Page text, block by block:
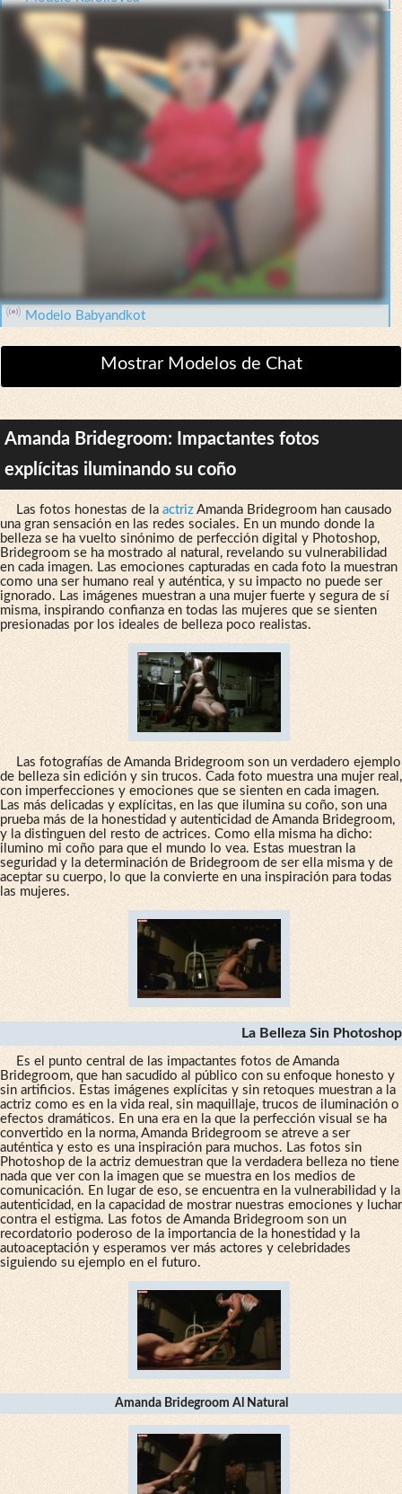
Modelo Babyandkot
Mostrar Modelos de Chat
Amanda Bridegroom: Impactantes fotos
explícitas iluminando su coño
Las fotos honestas de la actrizAmanda Bridegroom han causado
una gran sensación en las redes sociales. En un mundo donde la
belleza se ha vuelto sinónimo de perfección digital y Photoshop,
Bridegroom se ha mostrado al natural, revelando su vulnerabilidad
en cada imagen. Las emociones capturadas en cada foto la muestran
como una ser humano real y auténtica, y su impacto no puede ser
ignorado. Las imágenes muestran a una mujer fuerte y segura de sí
misma, inspirando confianza en todas las mujeres que se sienten
presionadas por los ideales de belleza poco realistas.
Las fotografías de Amanda Bridegroom son un verdadero ejemplo
de belleza sin edición y sin trucos. Cada foto muestra una mujer real,
con imperfecciones y emociones que se sienten en cada imagen.
Las más delicadas y explícitas, en las que ilumina su coño, son una
prueba más de la honestidad y autenticidad de Amanda Bridegroom,
y la distinguen del resto de actrices. Como ella misma ha dicho:
ilumino mi coño para que el mundo lo vea. Estas muestran la
seguridad y la determinación de Bridegroom de ser ella misma y de
aceptar su cuerpo, lo que la convierte en una inspiración para todas
las mujeres.
La Belleza Sin Photoshop
Es el punto central de las impactantes fotos de Amanda
Bridegroom, que han sacudido al público con su enfoque honesto y
sin artificios. Estas imágenes explícitas y sin retoques muestran a la
actriz como es en la vida real, sin maquillaje, trucos de iluminación o
efectos dramáticos. En una era en la que la perfección visual se ha
convertido en la norma, Amanda Bridegroom se atreve a ser
auténtica y esto es una inspiración para muchos. Las fotos sin
Photoshop de la actriz demuestran que la verdadera belleza no tiene
nada que ver con la imagen que se muestra en los medios de
comunicación. En lugar de eso, se encuentra en la vulnerabilidad y la
autenticidad, en la capacidad de mostrar nuestras emociones y luchar
contra el estigma. Las fotos de Amanda Bridegroom son un
recordatorio poderoso de la importancia de la honestidad y la
autoaceptación y esperamos ver más actores y celebridades
siguiendo su ejemplo en el futuro.
Amanda Bridegroom Al Natural